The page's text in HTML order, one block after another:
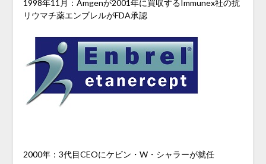
1998年11月：Amgenが2001年に買収するImmunex社の抗
リウマチ薬エンブレルがFDA承認
2000年：3代目CEOにケビン・W・シャラーが就任